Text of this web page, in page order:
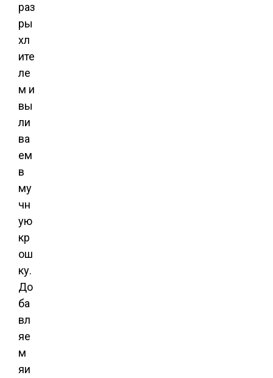
раз
ры
хл
ите
ле
м и
вы
ли
ва
ем
в
му
чн
ую
кр
ош
ку.
До
ба
вл
яе
м
яи